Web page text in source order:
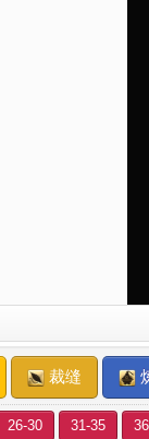
裁缝
26-30 31-35